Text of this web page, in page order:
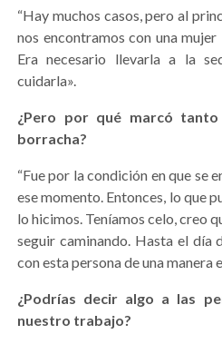
“Hay muchos casos, pero al
nos encontramos con una
Era necesario llevarla a la
cuidarla».
¿Pero por qué marcó
borracha?
“Fue por la condición en que se
ese momento. Entonces, lo que
lo hicimos. Teníamos celo, creo
seguir caminando. Hasta el día
con esta persona de una manera
¿Podrías decir algo a las
nuestro trabajo?